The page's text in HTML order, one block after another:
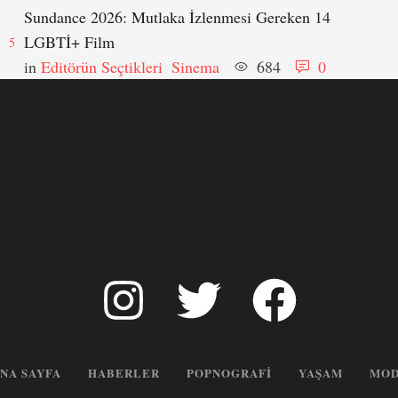
5
Sundance 2026: Mutlaka İzlenmesi Gereken 14
LGBTİ+ Film
in Editörün Seçtikleri Sinema 684 0
SAYFA HABERLER POPNOGRAFI YAŞAM